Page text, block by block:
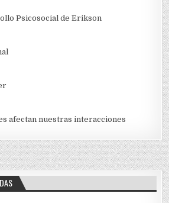
Psicosocial de Erikson
afectan nuestras interacciones